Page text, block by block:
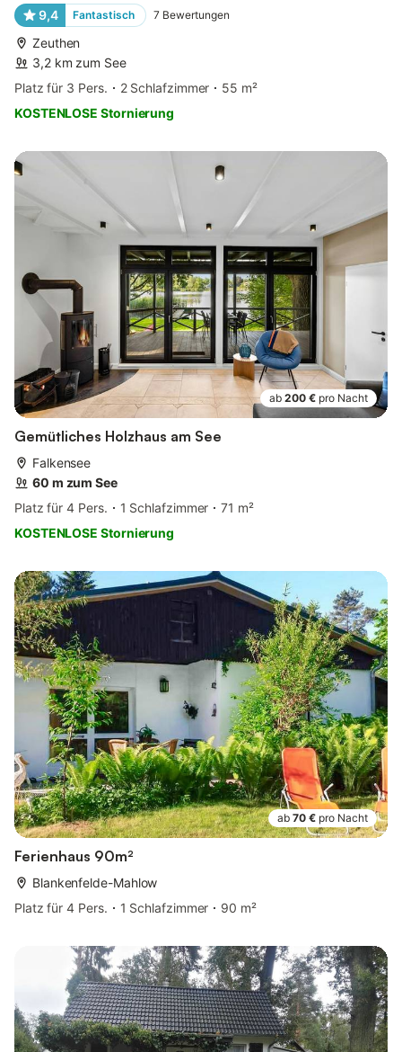
9,4 Fantastisch 7 Bewertungen
Zeuthen
3,2 km zum See
Platz für 3 Pers.
2 Schlafzimmer
55 m²
KOSTENLOSE Stornierung
ab 200 € pro Nacht
Gemütliches Holzhaus am See
Falkensee
60 m zum See
Platz für 4 Pers.
1 Schlafzimmer
71 m²
KOSTENLOSE Stornierung
ab 70 € pro Nacht
Ferienhaus 90m²
Blankenfelde-Mahlow
Platz für 4 Pers.
1 Schlafzimmer 90 m²